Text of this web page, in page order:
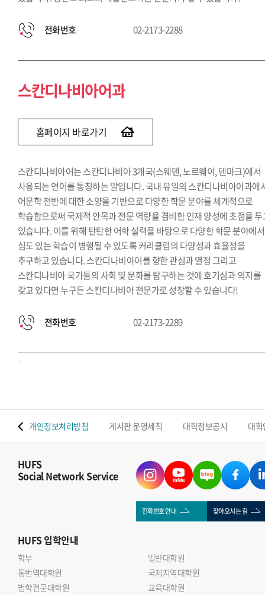
전화번호 02-2173-2288
스칸디나비아어과
홈페이지 바로가기
스칸디나비아어는 스칸디나비아 3개국(스웨덴, 노르웨이, 덴마크)에서
사용되는 언어를 통칭하는 말입니다. 국내 유일의 스칸디나비아어과에
어문학 전반에 대한 소양을 기반으로 다양한 학문 분야를 체계적으로
학습함으로써 국제적 안목과 전문 역량을 겸비한 인재 양성에 초점을
있습니다. 이를 위해 탄탄한 어학 실력을 바탕으로 다양한 학문 분야에서
심도 있는 학습이 병행될 수 있도록 커리큘럼의 다양성과 효율성을
추구하고 있습니다. 스칸디나비아어를 향한 관심과 열정 그리고
스칸디나비아 국가들의 사회 및 문화를 탐구하는 것에 호기심과 의지를
갖고 있다면 누구든 스칸디나비아 전문가로 성장할 수 있습니다!
전화번호 02-2173-2289
-
개인정보처리방침 게시판 운영세칙 대학정보공시 대
HUFS
Social Network Service
전화번호 안내 찾아오시는 길
HUFS입학안내
학부
일반대학원
통번역대학원
국제지역대학원
법학전문대학원
교육대학원